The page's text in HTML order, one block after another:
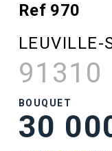
Ref 970
LEUVILLE-
91310
BOUQUET
30